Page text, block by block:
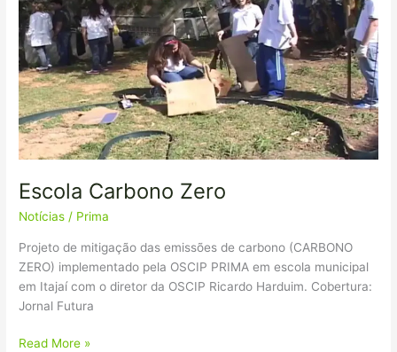
Escola Carbono Zero
Notícias / Prima
Projeto de mitigação das emissões de carbono (CARBONO
ZERO) implementado pela OSCIP PRIMA em escola municipal
em Itajaí com o diretor da OSCIP Ricardo Harduim. Cobertura:
Jornal Futura
Zero
Read More »